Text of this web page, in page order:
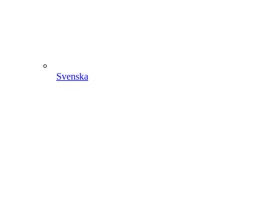
Svenska